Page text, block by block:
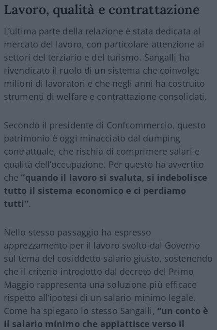
Lavoro, qualità e contrattazione
L’ultima parte della relazione è stata dedicata al
mercato del lavoro, con particolare attenzione ai
settori del terziario e del turismo. Sangalli ha
rivendicato il ruolo di un sistema che coinvolge
milioni di lavoratori e che negli anni ha costruito
strumenti di welfare e contrattazione consolidati.
Secondo il presidente di Confcommercio, questo
patrimonio è oggi minacciato dal dumping
contrattuale, che rischia di comprimere salari e
qualità dell’occupazione. Per questo ha avvertito
che“quando il lavoro si svaluta, si indebolisce
tutto il sistema economico e ci perdiamo
tutti”.
Nello stesso passaggio ha espresso
apprezzamento per il lavoro svolto dal Governo
sul tema del cosiddetto salario giusto, sostenendo
che il criterio introdotto dal decreto del Primo
Maggio rappresenta una soluzione più efficace
rispetto all’ipotesi di un salario minimo legale.
Come ha spiegato lo stesso Sangalli, “un conto è
il salario minimo che appiattisce verso il